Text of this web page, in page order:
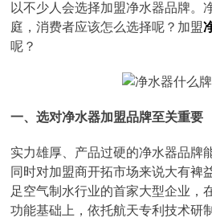
以不少人会选择加盟净水器品牌。
庭，消费者应该怎么选择呢？加盟
呢？
一、选对净水器加盟品牌至关重要
实力雄厚、产品过硬的净水器品牌
同时对加盟商开拓市场来说大有裨
足空气制水行业的首家大型企业，
功能基础上，依托航天专利技术研